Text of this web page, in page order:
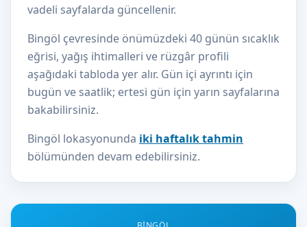
vadeli sayfalarda güncellenir.
Bingöl çevresinde önümüzdeki 40 günün sıcaklık
eğrisi, yağış ihtimalleri ve rüzgâr profili
aşağıdaki tabloda yer alır. Gün içi ayrıntı için
bugün ve saatlik; ertesi gün için yarın sayfalarına
bakabilirsiniz.
Bingöl lokasyonunda iki haftalık tahmin
bölümünden devam edebilirsiniz.